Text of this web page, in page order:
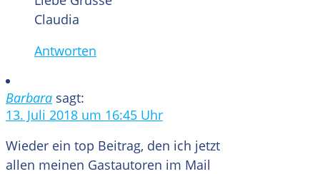
Claudia
Antworten
Barbara sagt:
13. Juli 2018 um 16:45 Uhr
Wieder ein top Beitrag, den ich jetzt
allen meinen Gastautoren im Mail